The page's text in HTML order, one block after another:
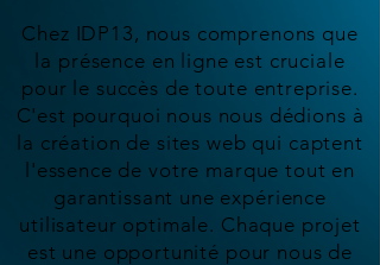
Chez IDP13, nous comprenons que
la présence en ligne est cruciale
pour le succès de toute entreprise.
C'est pourquoi nous nous dédions à
la création de sites web qui captent
l'essence de votre marque tout en
garantissant une expérience
utilisateur optimale. Chaque projet
est une opportunité pour nous de